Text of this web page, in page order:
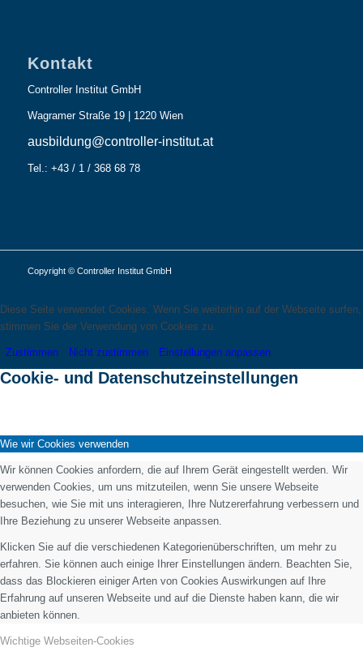
Kontakt
Controller Institut GmbH
Wagramer Straße 19 | 1220 Wien
ausbildung@controller-institut.at
Tel.: +43 / 1 / 368 68 78
Copyright © Controller Institut GmbH
Diese Seite verwendet Cookies. Wenn Sie weiterhin auf der Webseite surfen,
stimmen Sie der Verwendung von Cookies zu.
Zustimmen Nicht zustimmen Einstellungen anpassen
Cookie- und Datenschutzeinstellungen
Wie wir Cookies verwenden
Wir können Cookies anfordern, die auf Ihrem Gerät eingestellt werden. Wir
verwenden Cookies, um uns mitzuteilen, wenn Sie unsere Webseite
besuchen, wie Sie mit uns interagieren, Ihre Nutzererfahrung verbessern und
Ihre Beziehung zu unserer Webseite anpassen.
Klicken Sie auf die verschiedenen Kategorienüberschriften, um mehr zu
erfahren. Sie können auch einige Ihrer Einstellungen ändern. Beachten Sie,
dass das Blockieren einiger Arten von Cookies Auswirkungen auf Ihre
Erfahrung auf unseren Webseite und auf die Dienste haben kann, die wir
anbieten können.
Wichtige Webseiten-Cookies